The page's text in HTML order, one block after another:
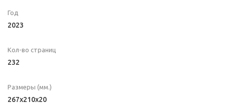
Год
2023
Кол-во страниц
232
Размеры (мм.)
267x210x20